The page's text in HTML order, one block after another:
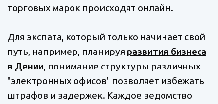
торговых марок происходят онлайн.
Для экспата, который только начинает свой
путь, например, планируя развития бизнеса
в Дении, понимание структуры различных
"электронных офисов" позволяет избежать
штрафов и задержек. Каждое ведомство